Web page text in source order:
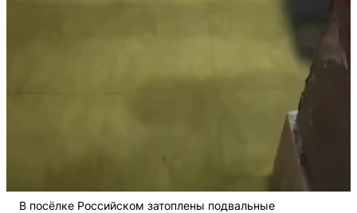
В посёлке Российском затоплены подвальные